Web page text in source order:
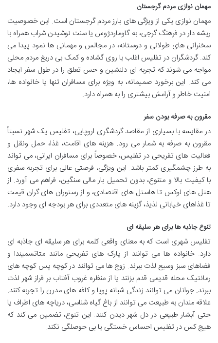
مهمان نوازی مردم گرجستان
مهمان نوازی یکی از ویژگی های بارز مردم گرجستان است. این خصوصیت
ریشه دار در فرهنگ گرجی، به گاوماردژوس یا سنت نوشیدن شراب همراه با
سخنرانی های طولانی و دوستانه، در مجالس و مهمانی ها نمود پیدا می
کند. گردشگران در تفلیس اغلب با روی گشاده و کمک بی دریغ مردم محلی
مواجه می شوند که تجربه ای دلنشین و حس تعلق را در طول سفر ایجاد
می کند. این برخورد صمیمانه، به ویژه برای مسافران تنها یا خانواده ها،
امنیت خاطر و آرامش بیشتری را به همراه دارد.
مقرون به صرفه بودن سفر
در مقایسه با بسیاری از مقاصد گردشگری اروپایی، تفلیس یک شهر نسبتاً
مقرون به صرفه به شمار می رود. هزینه های اقامت، غذا، حمل ونقل و
فعالیت های تفریحی در تفلیس، خصوصاً برای مسافران ایرانی، می تواند
به طرز چشمگیری کمتر باشد. این ویژگی، فرصتی عالی برای تجربه سفری
با کیفیت بالا و متنوع، بدون تحمیل بار مالی سنگین، فراهم می آورد. از
هتل های لوکس تا هاستل های اقتصادی، و از رستوران های گران قیمت
تا غذاهای خیابانی لذیذ، گزینه های متعددی برای هر بودجه ای وجود دارد.
تنوع جاذبه ها برای هر سلیقه ای
تفلیس شهری است که به معنای واقعی کلمه برای هر سلیقه ای جاذبه ای
دارد. خانواده ها می توانند از پارک های تفریحی مانند متاتسمیندا و
فضاهای سبز وسیع لذت ببرند. زوج ها می توانند در کوچه پس کوچه های
رمانتیک محله قدیمی قدم بزنند یا از منظره غروب آفتاب بر فراز شهر لذت
ببرند. جوانان می توانند زندگی شبانه پویا و کافه های مدرن را تجربه کنند.
علاقه مندان به طبیعت می توانند از باغ گیاه شناسی، دریاچه های اطراف یا
حتی آبشار طبیعی در دل شهر دیدن کنند. این تنوع، تضمین می کند که
هیچ کس در تفلیس احساس خستگی یا بی حوصلگی نکند.